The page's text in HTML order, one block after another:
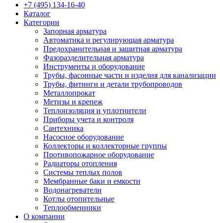
+7 (495) 134-16-40
Каталог
Категории
Запорная арматура
Автоматика и регулирующая арматура
Предохранительная и защитная арматура
Фазоразделительная арматура
Инструменты и оборудование
Трубы, фасонные части и изделия для канализации
Трубы, фитинги и детали трубопроводов
Металлопрокат
Метизы и крепеж
Теплоизоляция и уплотнители
Приборы учета и контроля
Сантехника
Насосное оборудование
Коллекторы и коллекторные группы
Противопожарное оборудование
Радиаторы отопления
Системы теплых полов
Мембранные баки и емкости
Водонагреватели
Котлы отопительные
Теплообменники
О компании